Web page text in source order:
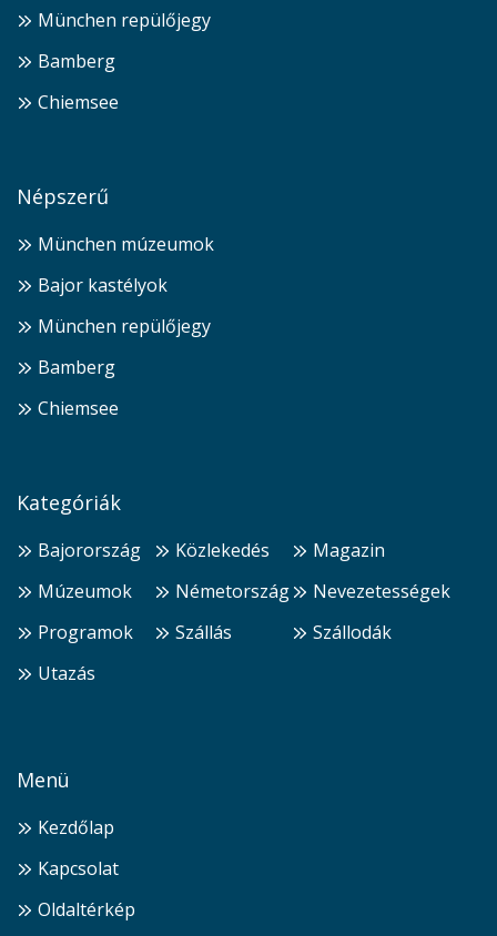
München repülőjegy
Bamberg
Chiemsee
Népszerű
München múzeumok
Bajor kastélyok
München repülőjegy
Bamberg
Chiemsee
Kategóriák
Bajorország Közlekedés
Magazin
Múzeumok
Németország
Nevezetességek
Programok
Szállás
Szállodák
Utazás
Menü
Kezdőlap
Kapcsolat
Oldaltérkép